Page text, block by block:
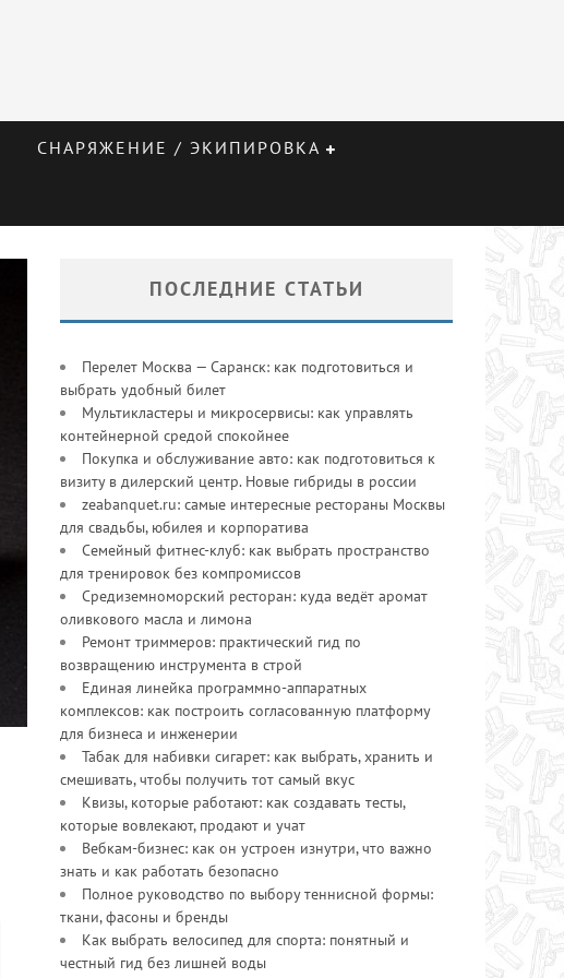
СНАРЯЖЕНИЕ / ЭКИПИРОВКА
ПОСЛЕДНИЕ СТАТЬИ
Перелет Москва — Саранск: как подготовиться и
выбрать удобный билет
Мультикластеры и микросервисы: как управлять
контейнерной средой спокойнее
Покупка и обслуживание авто: как подготовиться к
визиту в дилерский центр. Новые гибриды в россии
zeabanquet.ru: самые интересные рестораны Москвы
для свадьбы, юбилея и корпоратива
Семейный фитнес-клуб: как выбрать пространство
для тренировок без компромиссов
Средиземноморский ресторан: куда ведёт аромат
оливкового масла и лимона
Ремонт триммеров: практический гид по
возвращению инструмента в строй
Единая линейка программно-аппаратных
комплексов: как построить согласованную платформу
для бизнеса и инженерии
Табак для набивки сигарет: как выбрать, хранить и
смешивать, чтобы получить тот самый вкус
Квизы, которые работают: как создавать тесты,
которые вовлекают, продают и учат
Вебкам-бизнес: как он устроен изнутри, что важно
знать и как работать безопасно
Полное руководство по выбору теннисной формы:
ткани, фасоны и бренды
Как выбрать велосипед для спорта: понятный и
честный гид без лишней воды